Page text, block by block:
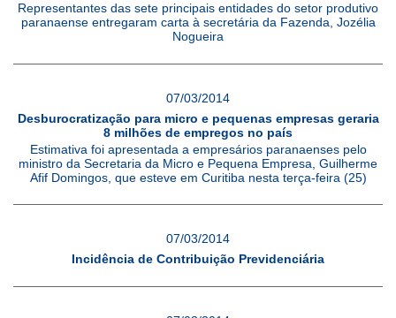
Representantes das sete principais entidades do setor produtivo
paranaense entregaram carta à secretária da Fazenda, Jozélia
Nogueira
07/03/2014
Desburocratização para micro e pequenas empresas geraria
8 milhões de empregos no país
Estimativa foi apresentada a empresários paranaenses pelo
ministro da Secretaria da Micro e Pequena Empresa, Guilherme
Afif Domingos, que esteve em Curitiba nesta terça-feira (25)
07/03/2014
Incidência de Contribuição Previdenciária